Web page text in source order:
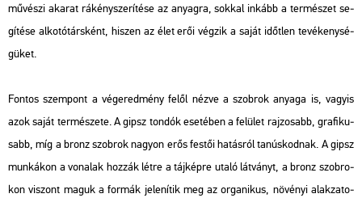
mű­vé­szi aka­rat rá­kény­sze­rí­té­se az anyag­ra, sok­kal in­kább a ter­mé­szet se­
gí­té­se al­ko­tó­társ­ként, hi­szen az élet erői vég­zik a saját időt­len te­vé­keny­sé­
gü­ket.
Fon­tos szem­pont a vég­ered­mény felől nézve a szob­rok anya­ga is, vagy­is
azok saját ter­mé­sze­te. A gipsz ton­dók ese­té­ben a fe­lü­let raj­zo­sabb, gra­fi­ku­
sabb, míg a bronz szob­rok na­gyon erős fes­tői ha­tás­ról ta­nús­kod­nak. A gipsz
mun­ká­kon a vo­na­lak hoz­zák létre a táj­kép­re utaló lát­ványt, a bronz szob­ro­
kon vi­szont maguk a for­mák je­le­ní­tik meg az or­ga­ni­kus, nö­vé­nyi alak­za­to­